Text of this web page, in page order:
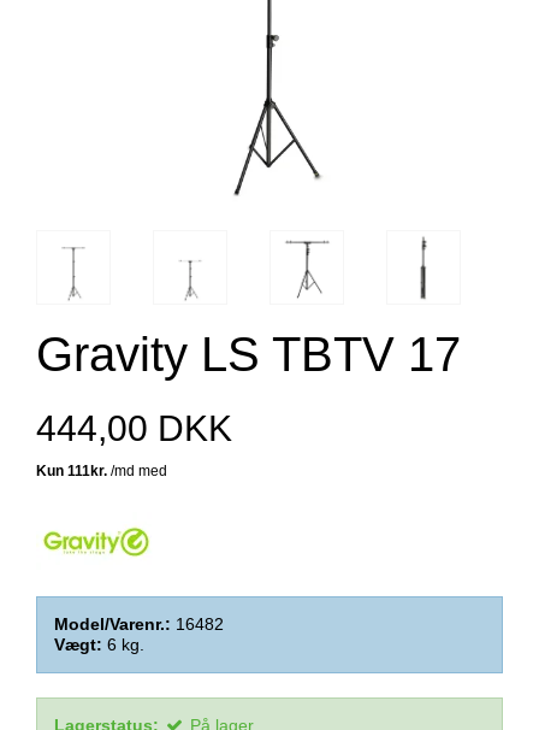
Gravity LS TBTV 17
444,00 DKK
Model/Varenr.: 16482
Vægt: 6 kg.
Lagerstatus: På lager